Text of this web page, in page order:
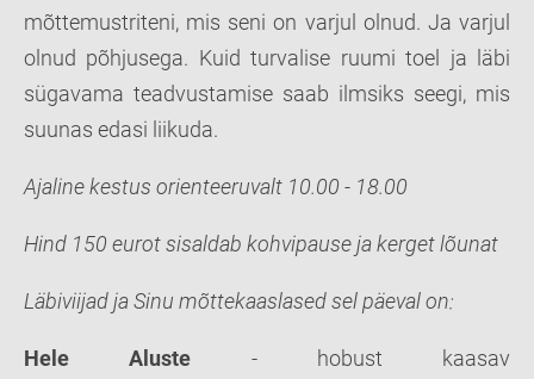
mõttemustriteni, mis seni on varjul olnud. Ja varjul
olnud põhjusega. Kuid turvalise ruumi toel ja läbi
sügavama teadvustamise saab ilmsiks seegi, mis
suunas edasi liikuda.
Ajaline kestus orienteeruvalt 10.00 - 18.00
Hind 150 eurot sisaldab kohvipause ja kerget lõunat
Läbiviijad ja Sinu mõttekaaslased sel päeval on:
Hele Aluste - hobust kaasav